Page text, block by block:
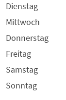
Dienstag
Mittwoch
Donnerstag
Freitag
Samstag
Sonntag